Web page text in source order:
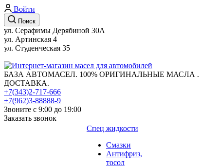
Войти
Поиск
ул. Серафимы Дерябиной 30А
ул. Артинская 4
ул. Студенческая 35
БАЗА АВТОМАСЕЛ. 100% ОРИГИНАЛЬНЫЕ МАСЛА .
ДОСТАВКА.
+7(343)2-717-666
+7(962)3-88888-9
Звоните с 9:00 до 19:00
Заказать звонок
Спец жидкости
Смазки
Антифриз,
тосол